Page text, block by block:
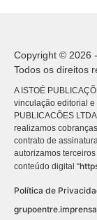
Copyright © 2026
Todos os direitos
A ISTOÉ
vinculação editorial e
PUBLICACÕES
realizamos
contrato de
autorizamos
conteúdo digital “
Política de